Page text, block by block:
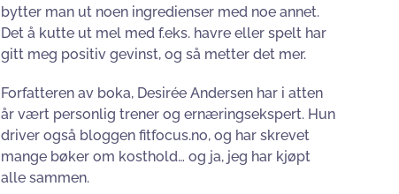
bytter man ut noen ingredienser med noe annet.
Det å kutte ut mel med f.eks. havre eller spelt har
gitt meg positiv gevinst, og så metter det mer.
Forfatteren av boka, Desirée Andersen har i atten
år vært personlig trener og ernæringsekspert. Hun
driver også bloggen fitfocus.no, og har skrevet
mange bøker om kosthold… og ja, jeg har kjøpt
alle sammen.